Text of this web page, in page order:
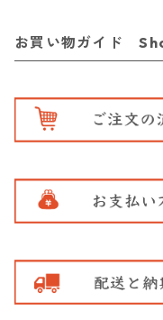
お買い物ガイド